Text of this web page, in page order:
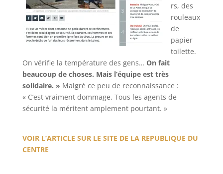
rs, des
rouleaux
de
papier
toilette.
On vérifie la température des gens… On fait
beaucoup de choses. Mais l’équipe est très
solidaire. » Malgré ce peu de reconnaissance :
« C’est vraiment dommage. Tous les agents de
sécurité la méritent amplement pourtant. »
VOIR L’ARTICLE SUR LE SITE DE LA REPUBLIQUE DU
CENTRE